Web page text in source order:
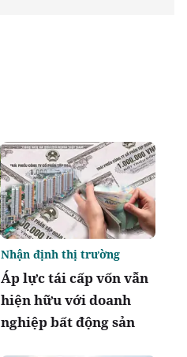
Áp lực tái cấp vốn vẫn
hiện hữu với doanh
nghiệp bất động sản
Nhận định thị trường